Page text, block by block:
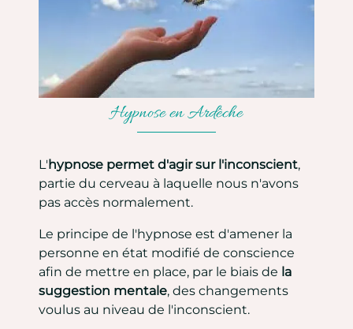
Hypnose en Ardèche
L'hypnose permet d'agir sur l'inconscient,
partie du cerveau à laquelle nous n'avons
pas accès normalement.
Le principe de l'hypnose est d'amener la
personne en état modifié de conscience
afin de mettre en place, par le biais de la
suggestion mentale, des changements
voulus au niveau de l'inconscient.